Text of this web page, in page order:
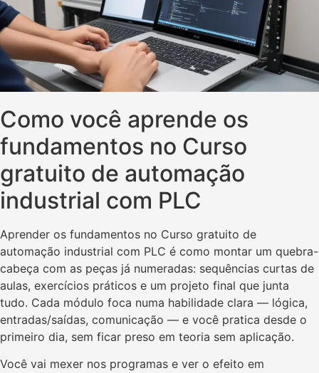
Como você aprende os
fundamentos no Curso
gratuito de automação
industrial com PLC
Aprender os fundamentos no Curso gratuito de
automação industrial com PLC é como montar um quebra-
cabeça com as peças já numeradas: sequências curtas de
aulas, exercícios práticos e um projeto final que junta
tudo. Cada módulo foca numa habilidade clara — lógica,
entradas/saídas, comunicação — e você pratica desde o
primeiro dia, sem ficar preso em teoria sem aplicação.
Você vai mexer nos programas e ver o efeito em